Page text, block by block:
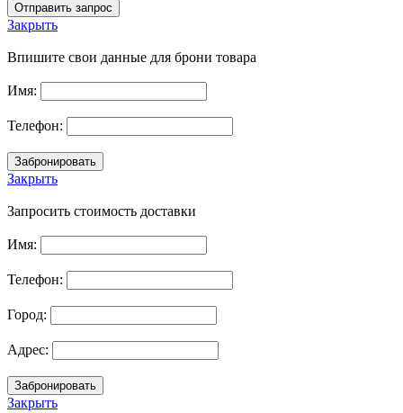
Закрыть
Впишите свои данные для брони товара
Имя:
Телефон:
Закрыть
Запросить стоимость доставки
Имя:
Телефон:
Город:
Адрес:
Закрыть